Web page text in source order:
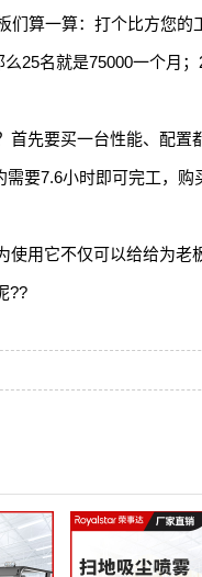
们算一算：打个比方您
25名就是75000一个月
先要买一台性能、配置
要7.6小时即可完工，
用它不仅可以给给为老
??